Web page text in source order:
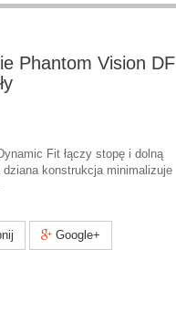
Phantom Vision DF
Fit łączy stopę i dolną
dziana konstrukcja minimalizuje
Google+